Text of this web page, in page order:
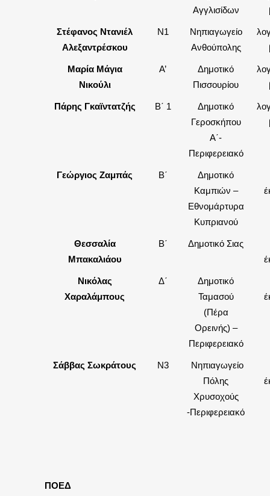
Αγγλισίδων
Στέφανος Ντανιέλ
Αλεξαντρέσκου
Ν1
Νηπιαγωγείο
Ανθούπολης
Μαρία Μάγια
Νικούλι
Α’
Δημοτικό
Πισσουρίου
Πάρης Γκαϊντατζής Β΄ 1
Δημοτικό
Γεροσκήπου
Α΄-
Περιφερειακό
Γεώργιος Ζαμπάς Β΄
Δημοτικό
Καμπιών –
Εθνομάρτυρα
Κυπριανού
Θεσσαλία
Μπακαλιάου
Β΄ Δημοτικό Σιας
Νικόλας
Χαραλάμπους
Δ΄
Δημοτικό
Ταμασού
(Πέρα
Ορεινής) –
Περιφερειακό
Σάββας Σωκράτους Ν3
Νηπιαγωγείο
Πόλης
Χρυσοχούς
-Περιφερειακό
ΠΟΕΔ